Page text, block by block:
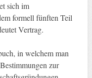
sich im
formell fünften Teil
Vertrag.
in welchem man
zur